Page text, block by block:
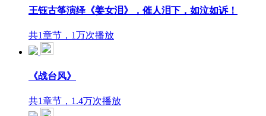
王钰古筝演绎《姜女泪》，催人泪下，如泣如诉！
共1章节，1万次播放
《战台风》
共1章节，1.4万次播放